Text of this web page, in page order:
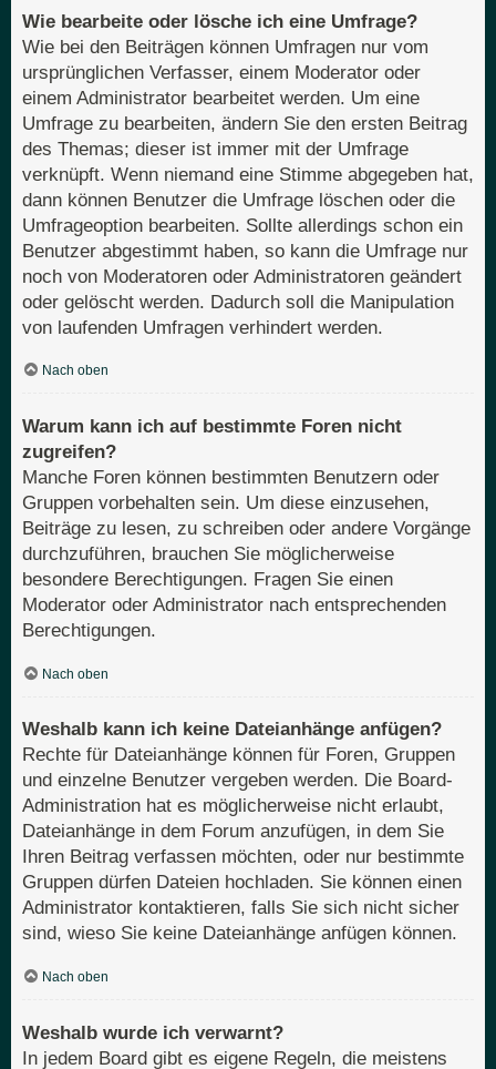
Wie bearbeite oder lösche ich eine Umfrage?
Wie bei den Beiträgen können Umfragen nur vom
ursprünglichen Verfasser, einem Moderator oder
einem Administrator bearbeitet werden. Um eine
Umfrage zu bearbeiten, ändern Sie den ersten Beitrag
des Themas; dieser ist immer mit der Umfrage
verknüpft. Wenn niemand eine Stimme abgegeben hat,
dann können Benutzer die Umfrage löschen oder die
Umfrageoption bearbeiten. Sollte allerdings schon ein
Benutzer abgestimmt haben, so kann die Umfrage nur
noch von Moderatoren oder Administratoren geändert
oder gelöscht werden. Dadurch soll die Manipulation
von laufenden Umfragen verhindert werden.
Nach oben
Warum kann ich auf bestimmte Foren nicht
zugreifen?
Manche Foren können bestimmten Benutzern oder
Gruppen vorbehalten sein. Um diese einzusehen,
Beiträge zu lesen, zu schreiben oder andere Vorgänge
durchzuführen, brauchen Sie möglicherweise
besondere Berechtigungen. Fragen Sie einen
Moderator oder Administrator nach entsprechenden
Berechtigungen.
Nach oben
Weshalb kann ich keine Dateianhänge anfügen?
Rechte für Dateianhänge können für Foren, Gruppen
und einzelne Benutzer vergeben werden. Die Board-
Administration hat es möglicherweise nicht erlaubt,
Dateianhänge in dem Forum anzufügen, in dem Sie
Ihren Beitrag verfassen möchten, oder nur bestimmte
Gruppen dürfen Dateien hochladen. Sie können einen
Administrator kontaktieren, falls Sie sich nicht sicher
sind, wieso Sie keine Dateianhänge anfügen können.
Nach oben
Weshalb wurde ich verwarnt?
In jedem Board gibt es eigene Regeln, die meistens